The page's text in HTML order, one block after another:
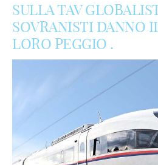
SULLA TAV
SOVRANISTI DANNO
LORO PEGGIO .